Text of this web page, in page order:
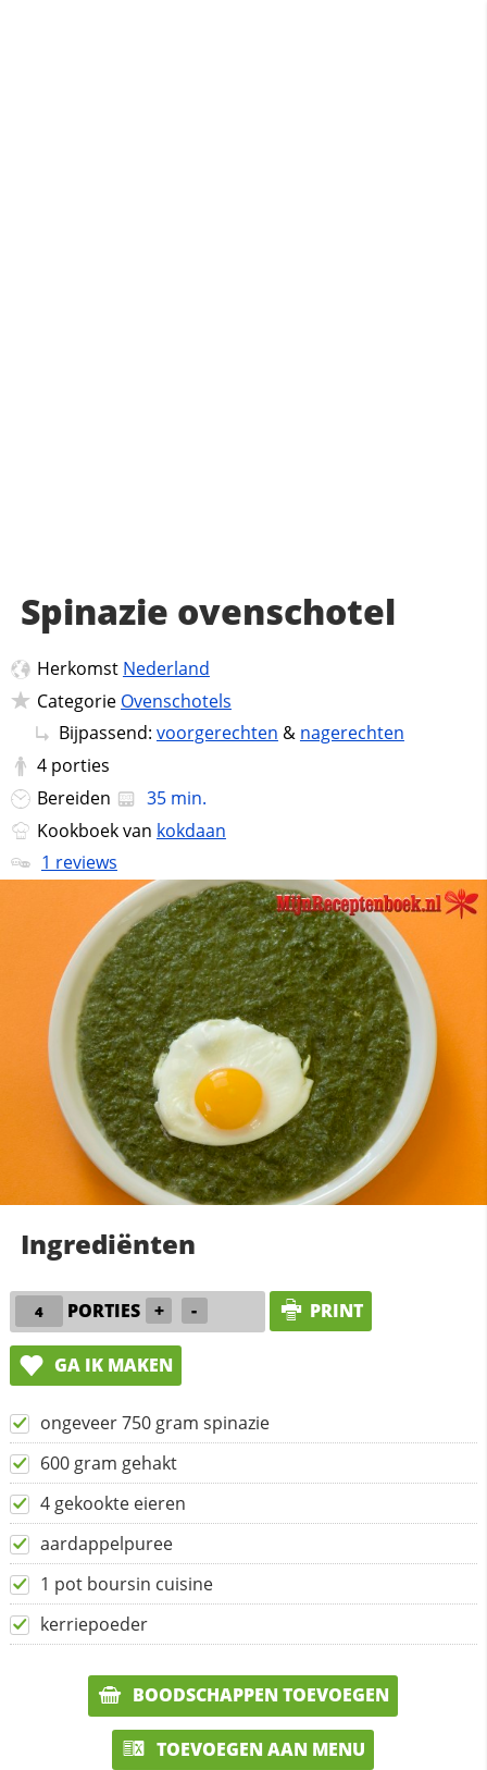
Spinazie ovenschotel
Herkomst Nederland
Categorie Ovenschotels
Bijpassend: voorgerechten & nagerechten
4 porties
Bereiden
35 min.
Kookboek van kokdaan
1 reviews
Ingrediënten
PORTIES + - PRINT
GA IK MAKEN
ongeveer 750 gram spinazie
600 gram gehakt
4 gekookte eieren
aardappelpuree
1 pot boursin cuisine
kerriepoeder
BOODSCHAPPEN TOEVOEGEN
TOEVOEGEN AAN MENU